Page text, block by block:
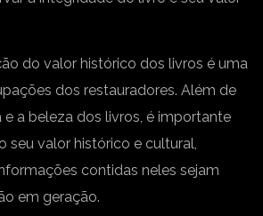
do valor histórico dos livros é uma
dos restauradores. Além de
e a beleza dos livros, é importante
seu valor histórico e cultural,
contidas neles sejam
em geração.